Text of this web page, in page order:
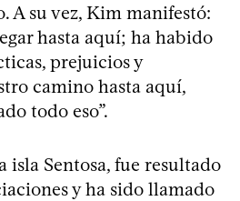
A su vez, Kim manifestó:
hasta aquí; ha habido
prejuicios y
camino hasta aquí,
todo eso”.
isla Sentosa, fue resultado
y ha sido llamado